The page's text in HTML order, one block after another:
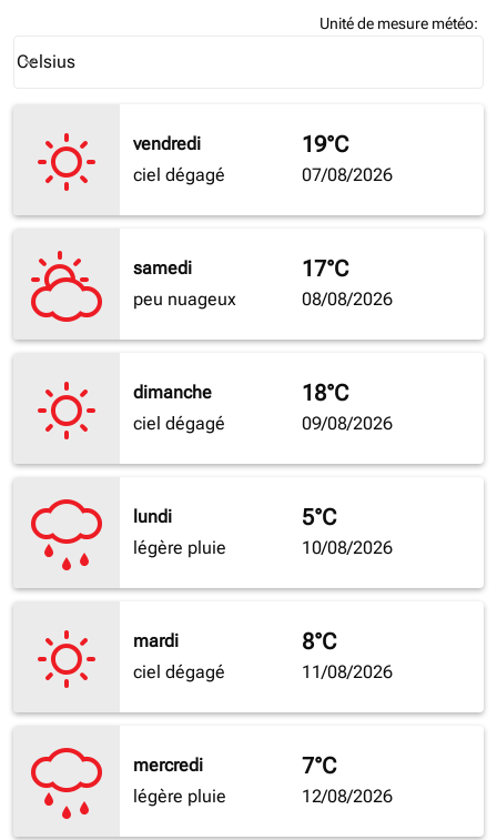
Unité de mesure météo:
Celsius
keyboard_arrow_down
vendredi
ciel dégagé
19°C
07/08/2026
samedi
peu nuageux
17°C
08/08/2026
dimanche
ciel dégagé
18°C
09/08/2026
lundi
légère pluie
5°C
10/08/2026
mardi
ciel dégagé
8°C
11/08/2026
mercredi
légère pluie
7°C
12/08/2026